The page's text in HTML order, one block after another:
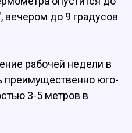
вечером до 9 градусов
рабочей недели в
преимущественно юго-
3-5 метров в